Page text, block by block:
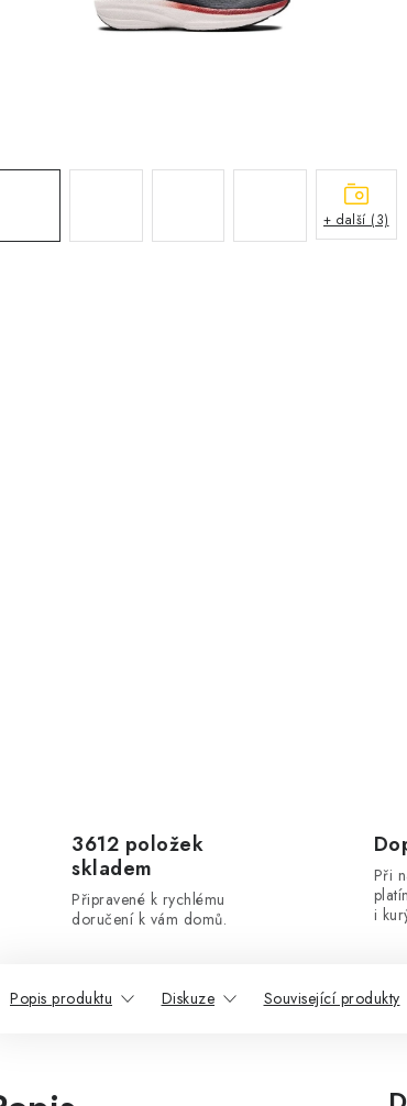
+ další (3)
3612 položek
skladem
Připravené k rychlému
doručení k vám domů.
Při
i
Popis produktu Diskuze Související produkty